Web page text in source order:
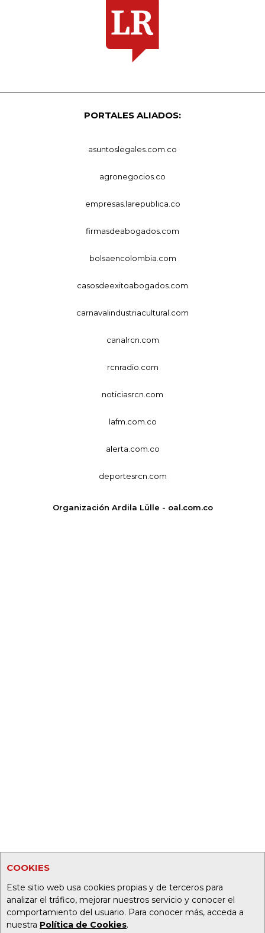
COOKIES
Este sitio web usa cookies propias y de terceros para
analizar el tráfico, mejorar nuestros servicio y conocer el
comportamiento del usuario. Para conocer más, acceda a
nuestra Política de Cookies.
PORTALES ALIADOS:
asuntoslegales.com.co
agronegocios.co
empresas.larepublica.co
firmasdeabogados.com
bolsaencolombia.com
casosdeexitoabogados.com
carnavalindustriacultural.com
canalrcn.com
rcnradio.com
noticiasrcn.com
lafm.com.co
alerta.com.co
deportesrcn.com
Organización Ardila Lülle - oal.com.co